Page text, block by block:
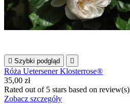
 Szybki podgląd 
Róża Uetersener Klosterrose®
35,00 zł
Rated out of 5 stars based on review(s)
Zobacz szczegóły